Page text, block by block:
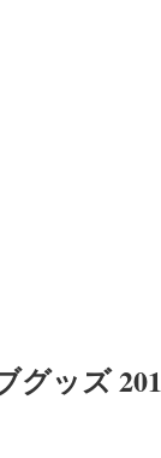
グッズ